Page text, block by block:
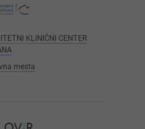
KLINIČNI CENTER
mesta